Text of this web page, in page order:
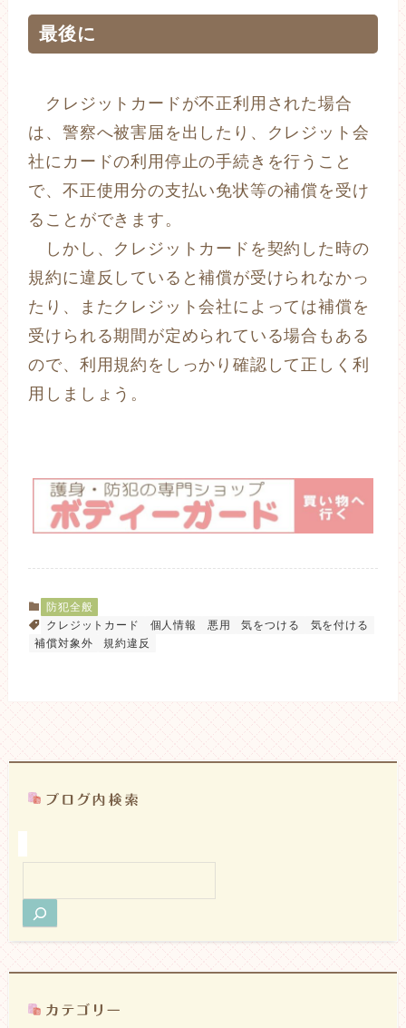
最後に
クレジットカードが不正利用された場合
は、警察へ被害届を出したり、クレジット会
社にカードの利用停止の手続きを行うこと
で、不正使用分の支払い免状等の補償を受け
ることができます。
しかし、クレジットカードを契約した時の
規約に違反していると補償が受けられなかっ
たり、またクレジット会社によっては補償を
受けられる期間が定められている場合もある
ので、利用規約をしっかり確認して正しく利
用しましょう。
防犯全般
クレジットカード
個人情報 悪用 気をつける
気を付ける
補償対象外
規約違反
索